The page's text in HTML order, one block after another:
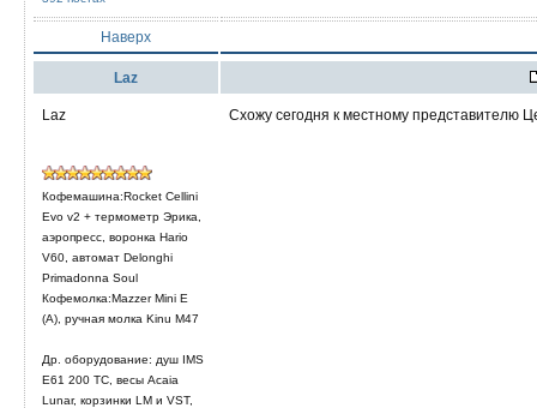
Наверх
Laz
Laz
Кофемашина:Rocket Cellini
Evo v2 + термометр Эрика,
аэропресс, воронка Hario
V60, автомат Delonghi
Primadonna Soul
Кофемолка:Mazzer Mini E
(A), ручная молка Kinu M47
Др. оборудование: душ IMS
E61 200 TC, весы Acaia
Lunar, корзинки LM и VST,
Схожу сегодня к местному представителю